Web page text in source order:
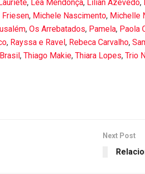
, Léa Mendonça, Lilian Azevedo,
Friesen, Michele Nascimento, Michelle
, Os Arrebatados, Pamela, Paola
, Rayssa e Ravel, Rebeca Carvalho,
, Thiago Makie, Thiara Lopes, Trio
Next Post